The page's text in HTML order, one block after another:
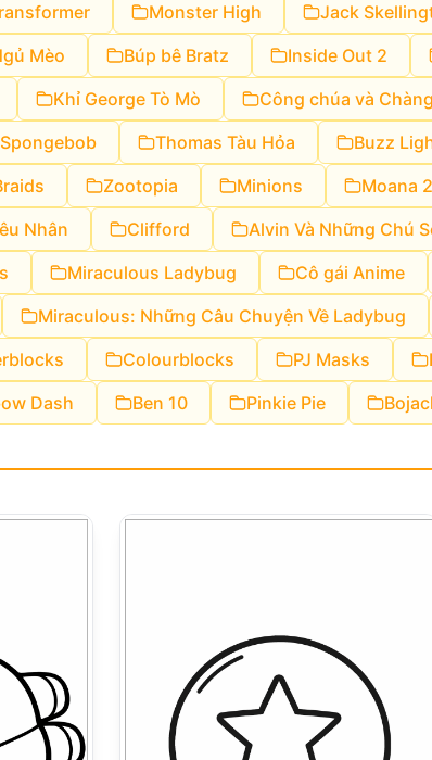
Monster High Jack
Mèo
Búp bê Bratz Inside Out 2
Khỉ George Tò Mò Công chúa và
Thomas Tàu Hỏa Buzz
Zootopia Minions Moana 2
Nhân
Clifford Alvin Và Những Chú
Miraculous Ladybug Cô gái Anime
Miraculous: Những Câu Chuyện Về Ladybug
Colourblocks PJ Masks
Dash
Ben 10 Pinkie Pie